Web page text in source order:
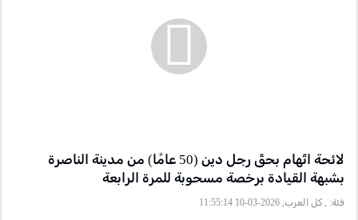
لائحة اتّهام بحقّ رجل دين (50 عامًا) من مدينة الناصرة
بشبهة القيادة برخصة مسحوبة للمرة الرابعة
فئة: , كل العرب, 2026-03-10 11:55:14